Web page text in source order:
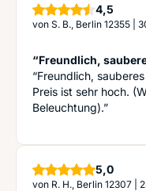
4,5
von S. B., Berlin 12355
“Freundlich,
“Freundlich,
Preis ist sehr hoch.
Beleuchtung).”
5,0Sterne
von R. H., Berlin 12307